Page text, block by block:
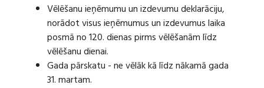
Vēlēšanu ieņēmumu un izdevumu deklarāciju,
norādot visus ieņēmumus un izdevumus laika
posmā no 120. dienas pirms vēlēšanām līdz
vēlēšanu dienai.
Gada pārskatu - ne vēlāk kā līdz nākamā gada
31. martam.